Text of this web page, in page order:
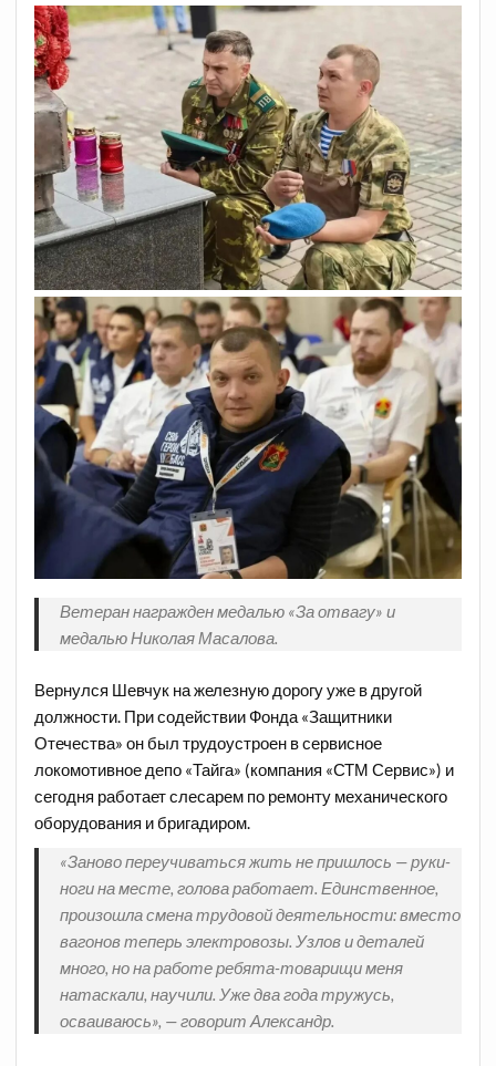
Ветеран награжден медалью «За отвагу» и
медалью Николая Масалова.
Вернулся Шевчук на железную дорогу уже в другой
должности. При содействии Фонда «Защитники
Отечества» он был трудоустроен в сервисное
локомотивное депо «Тайга» (компания «СТМ Сервис») и
сегодня работает слесарем по ремонту механического
оборудования и бригадиром.
«Заново переучиваться жить не пришлось — руки-
ноги на месте, голова работает. Единственное,
произошла смена трудовой деятельности: вместо
вагонов теперь электровозы. Узлов и деталей
много, но на работе ребята-товарищи меня
натаскали, научили. Уже два года тружусь,
осваиваюсь», — говорит Александр.